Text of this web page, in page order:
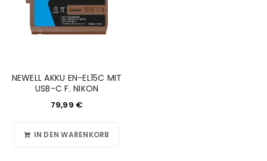
NEWELL AKKU EN-EL15C MIT
USB-C F. NIKON
79,99 €
IN DEN WARENKORB